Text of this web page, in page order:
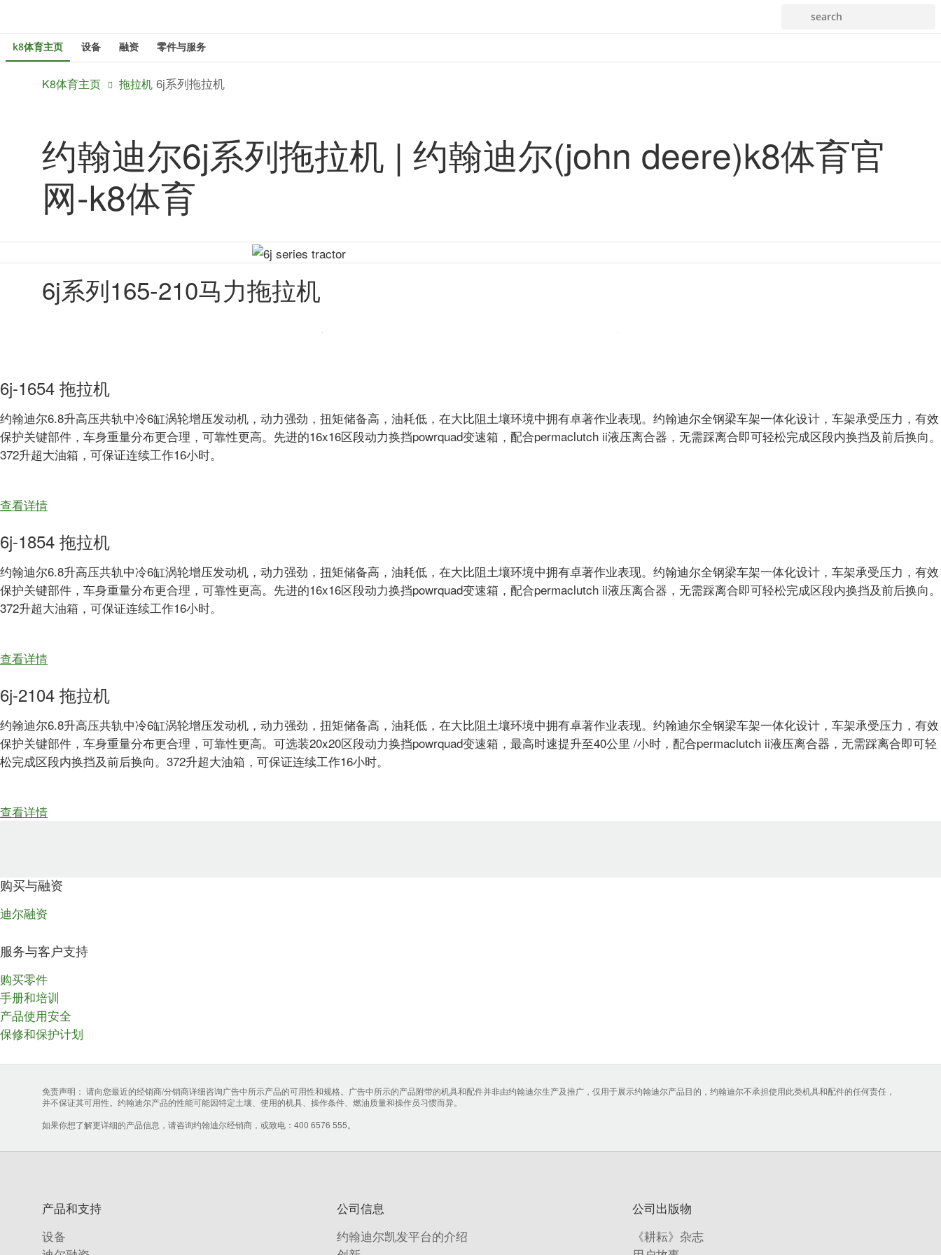
至
主
search
k8体育主页 设备 融资 零件与服务
K8体育主页 拖拉机 6j系列拖拉机
约翰迪尔6j系列拖拉机 | 约翰迪尔(john deere)k8体育官
网-k8体育
6j系列165-210马力拖拉机
6j-1654 拖拉机
约翰迪尔6.8升高压共轨中冷6缸涡轮增压发动机，动力强劲，扭矩储备高，油耗低，在大比阻土壤环境中拥有卓著作业表现。约翰迪尔全钢梁车架一体化设计，车架承受压力，有效
保护关键部件，车身重量分布更合理，可靠性更高。先进的16x16区段动力换挡powrquad变速箱，配合permaclutch ii液压离合器，无需踩离合即可轻松完成区段内换挡及前后换向。
372升超大油箱，可保证连续工作16小时。
查看详情about
1654
拉
机
6j-1854 拖拉机
约翰迪尔6.8升高压共轨中冷6缸涡轮增压发动机，动力强劲，扭矩储备高，油耗低，在大比阻土壤环境中拥有卓著作业表现。约翰迪尔全钢梁车架一体化设计，车架承受压力，有效
保护关键部件，车身重量分布更合理，可靠性更高。先进的16x16区段动力换挡powrquad变速箱，配合permaclutch ii液压离合器，无需踩离合即可轻松完成区段内换挡及前后换向。
372升超大油箱，可保证连续工作16小时。
查看详情about
1854
拉
机
6j-2104 拖拉机
约翰迪尔6.8升高压共轨中冷6缸涡轮增压发动机，动力强劲，扭矩储备高，油耗低，在大比阻土壤环境中拥有卓著作业表现。约翰迪尔全钢梁车架一体化设计，车架承受压力，有效
保护关键部件，车身重量分布更合理，可靠性更高。可选装20x20区段动力换挡powrquad变速箱，最高时速提升至40公里 /小时，配合permaclutch ii液压离合器，无需踩离合即可轻
松完成区段内换挡及前后换向。372升超大油箱，可保证连续工作16小时。
查看详情about
拉
购买与融资
迪尔融资
服务与客户支持
购买零件
手册和培训
产品使用安全
保修和保护计划
免责声明： 请向您最近的经销商/分销商详细咨询广告中所示产品的可用性和规格。广告中所示的产品附带的机具和配件并非由约翰迪尔生产及推广，仅用于展示约翰迪尔产品目的，约翰迪尔不承担使用此类机具和配件的任何责任，
并不保证其可用性。约翰迪尔产品的性能可能因特定土壤、使用的机具、操作条件、燃油质量和操作员习惯而异。
如果你想了解更详细的产品信息，请咨询约翰迪尔经销商，或致电：400 6576 555。
产品和支持
设备
公司信息
约翰迪尔凯发平台的介绍
公司出版物
《耕耘》杂志